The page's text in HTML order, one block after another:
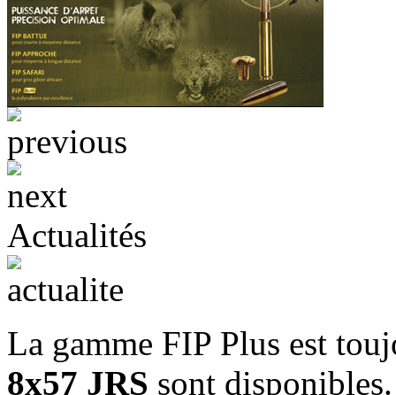
Actualités
La gamme FIP Plus est
8x57 JRS sont disponibles.